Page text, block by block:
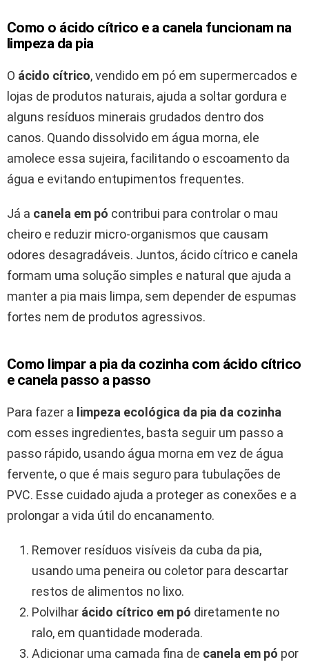
Como o ácido cítrico e a canela funcionam na
limpeza da pia
O ácido cítrico, vendido em pó em supermercados e
lojas de produtos naturais, ajuda a soltar gordura e
alguns resíduos minerais grudados dentro dos
canos. Quando dissolvido em água morna, ele
amolece essa sujeira, facilitando o escoamento da
água e evitando entupimentos frequentes.
Já a canela em pó contribui para controlar o mau
cheiro e reduzir micro-organismos que causam
odores desagradáveis. Juntos, ácido cítrico e canela
formam uma solução simples e natural que ajuda a
manter a pia mais limpa, sem depender de espumas
fortes nem de produtos agressivos.
Como limpar a pia da cozinha com ácido cítrico
e canela passo a passo
Para fazer a limpeza ecológica da pia da cozinha
com esses ingredientes, basta seguir um passo a
passo rápido, usando água morna em vez de água
fervente, o que é mais seguro para tubulações de
PVC. Esse cuidado ajuda a proteger as conexões e a
prolongar a vida útil do encanamento.
Remover resíduos visíveis da cuba da pia,
usando uma peneira ou coletor para descartar
restos de alimentos no lixo.
Polvilhar ácido cítrico em pó diretamente no
ralo, em quantidade moderada.
Adicionar uma camada fina de canela em pó por